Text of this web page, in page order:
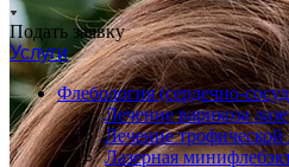
Подать заявку
Услуги
Флебология (сердечно-
Лечение варикоза
Лечение трофической
Лазерная